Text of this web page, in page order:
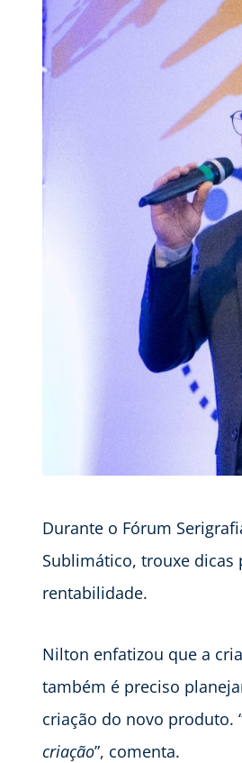
Durante o Fórum
Sublimático, trouxe
rentabilidade.
Nilton enfatizou que a
também é preciso
criação do novo produto.
criação”, comenta.